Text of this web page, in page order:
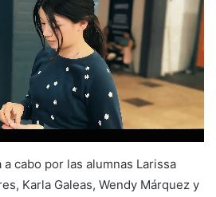
a cabo por las alumnas Larissa
Karla Galeas, Wendy Márquez y